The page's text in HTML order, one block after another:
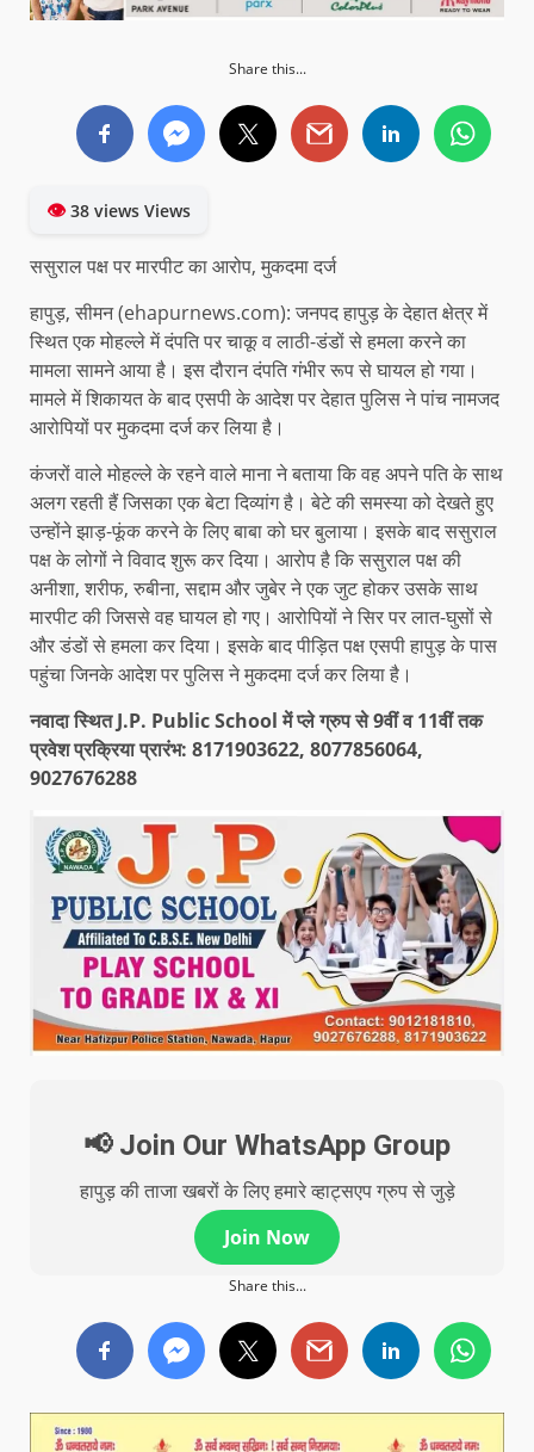
Share this...
👁38 views Views
ससुराल पक्ष पर मारपीट का आरोप, मुकदमा दर्ज
हापुड़, सीमन (ehapurnews.com): जनपद हापुड़ के देहात क्षेत्र में
स्थित एक मोहल्ले में दंपति पर चाकू व लाठी-डंडों से हमला करने का
मामला सामने आया है। इस दौरान दंपति गंभीर रूप से घायल हो गया।
मामले में शिकायत के बाद एसपी के आदेश पर देहात पुलिस ने पांच नामजद
आरोपियों पर मुकदमा दर्ज कर लिया है।
कंजरों वाले मोहल्ले के रहने वाले माना ने बताया कि वह अपने पति के साथ
अलग रहती हैं जिसका एक बेटा दिव्यांग है। बेटे की समस्या को देखते हुए
उन्होंने झाड़-फूंक करने के लिए बाबा को घर बुलाया। इसके बाद ससुराल
पक्ष के लोगों ने विवाद शुरू कर दिया। आरोप है कि ससुराल पक्ष की
अनीशा, शरीफ, रुबीना, सद्दाम और जुबेर ने एक जुट होकर उसके साथ
मारपीट की जिससे वह घायल हो गए। आरोपियों ने सिर पर लात-घुसों से
और डंडों से हमला कर दिया। इसके बाद पीड़ित पक्ष एसपी हापुड़ के पास
पहुंचा जिनके आदेश पर पुलिस ने मुकदमा दर्ज कर लिया है।
नवादा स्थित J.P. Public School में प्ले ग्रुप से 9वीं व 11वीं तक
प्रवेश प्रक्रिया प्रारंभ: 8171903622, 8077856064,
9027676288
📢 Join Our WhatsApp Group
हापुड़ की ताजा खबरों के लिए हमारे व्हाट्सएप ग्रुप से जुड़े
Join Now
Share this...